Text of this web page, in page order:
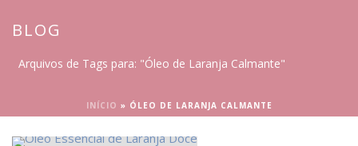
BLOG
Arquivos de Tags para: "Óleo de Laranja Calmante"
INÍCIO » ÓLEO DE LARANJA CALMANTE